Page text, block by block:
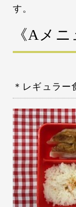
す。
《Aメニ
＊レギュラー